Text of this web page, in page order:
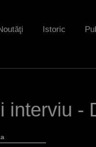
Istoric
interviu -